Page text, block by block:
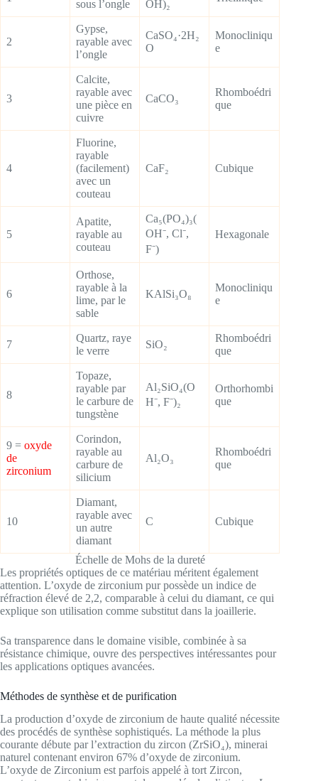
sous l’ongle
OH)₂
2
Gypse,
rayable avec
l’ongle
CaSO₄·2H₂
O
Monocliniqu
e
3
Calcite,
rayable avec
une pièce en
cuivre
CaCO₃
Rhomboédri
que
4
Fluorine,
rayable
(facilement)
avec un
couteau
CaF₂ Cubique
5
Apatite,
rayable au
couteau
Ca₅(PO₄)₃(
OH⁻, Cl⁻,
F⁻)
Hexagonale
6
Orthose,
rayable à la
lime, par le
sable
KAlSi₃O₈
Monocliniqu
e
7
Quartz, raye
le verre
SiO₂
Rhomboédri
que
8
Topaze,
rayable par
le carbure de
tungstène
Al₂SiO₄(O
H⁻, F⁻)₂
Orthorhombi
que
9 = oxyde
de
zirconium
Corindon,
rayable au
carbure de
silicium
Al₂O₃
Rhomboédri
que
10
Diamant,
rayable avec
un autre
diamant
C Cubique
Échelle de Mohs de la dureté
Les propriétés optiques de ce matériau méritent également
attention. L’oxyde de zirconium pur possède un indice de
réfraction élevé de 2,2, comparable à celui du diamant, ce qui
explique son utilisation comme substitut dans la joaillerie.
Sa transparence dans le domaine visible, combinée à sa
résistance chimique, ouvre des perspectives intéressantes pour
les applications optiques avancées.
Méthodes de synthèse et de purification
La production d’oxyde de zirconium de haute qualité nécessite
des procédés de synthèse sophistiqués. La méthode la plus
courante débute par l’extraction du zircon (ZrSiO₄), minerai
naturel contenant environ 67% d’oxyde de zirconium.
L’oxyde de Zirconium est parfois appelé à tort Zircon,